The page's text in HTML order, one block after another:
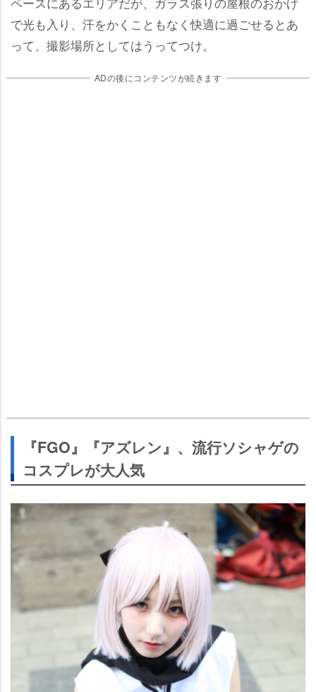
で光も入り、汗をかくこともなく快適に過ごせるとあ
って、撮影場所としてはうってつけ。
ADの後にコンテンツが続きます
『FGO』『アズレン』、流行ソシャゲの
コスプレが大人気